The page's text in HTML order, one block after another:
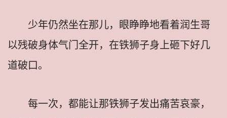
少年仍然坐在那儿，眼睁睁地看着润生哥
以残破身体气门全开，在铁狮子身上砸下好几
道破口。
每一次，都能让那铁狮子发出痛苦哀豪，